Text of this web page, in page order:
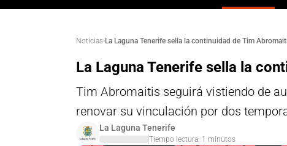
Noticias·La Laguna Tenerife sella la continuidad de Tim
La Laguna Tenerife sella la
Tim Abromaitis seguirá vistiendo de
renovar su vinculación por dos
La Laguna Tenerife
Tiempo lectura: 1 minutos